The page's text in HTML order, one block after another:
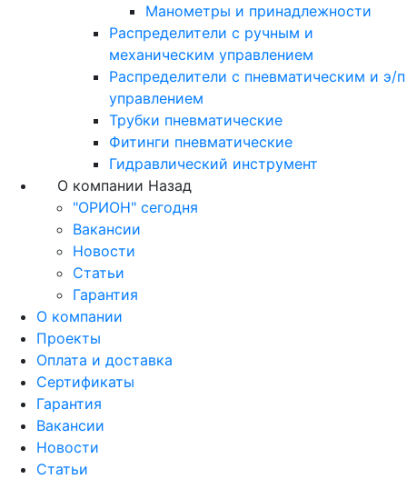
Манометры и принадлежности
Распределители с ручным и
механическим управлением
Распределители с пневматическим и э/п
управлением
Трубки пневматические
Фитинги пневматические
Гидравлический инструмент
О компании Назад
"ОРИОН" сегодня
Вакансии
Новости
Статьи
Гарантия
О компании
Проекты
Оплата и доставка
Сертификаты
Гарантия
Вакансии
Новости
Статьи